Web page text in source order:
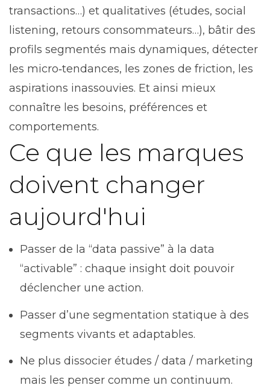
transactions…) et qualitatives (études, social
listening, retours consommateurs…), bâtir des
profils segmentés mais dynamiques, détecter
les micro‑tendances, les zones de friction, les
aspirations inassouvies. Et ainsi mieux
connaître les besoins, préférences et
comportements.
Ce que les marques
doivent changer
aujourd'hui
Passer de la “data passive” à la data
“activable” : chaque insight doit pouvoir
déclencher une action.
Passer d’une segmentation statique à des
segments vivants et adaptables.
Ne plus dissocier études / data / marketing
mais les penser comme un continuum.